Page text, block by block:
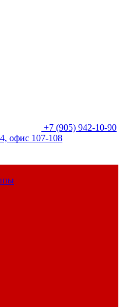
+7 (905) 942-10-90
офис 107-108